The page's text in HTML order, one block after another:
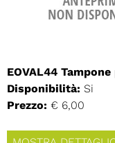
EOVAL44
Disponibilità: Si
Prezzo: € 6,00